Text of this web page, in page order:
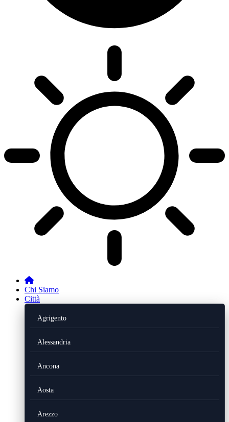
Chi Siamo
Città
Agrigento
Alessandria
Ancona
Aosta
Arezzo